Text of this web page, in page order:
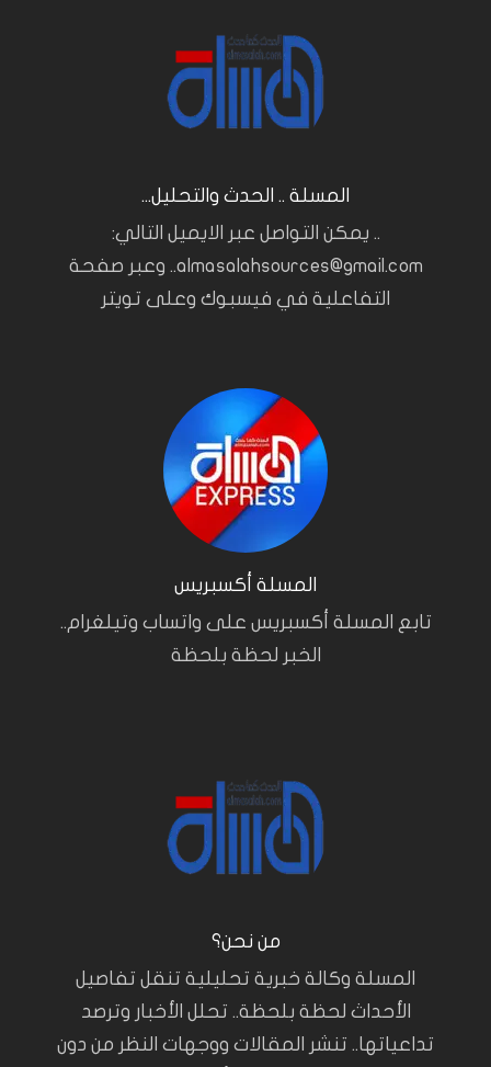
المسلة .. الحدث والتحليل...
.. يمكن التواصل عبر الايميل التالي:
almasalahsources@gmail.com.. وعبر صفحة
التفاعلية في فيسبوك وعلى تويتر
المسلة أكسبريس
تابع المسلة أكسبريس على واتساب وتيلغرام..
الخبر لحظة بلحظة
من نحن؟
المسلة وكالة خبرية تحليلية تنقل تفاصيل
الأحداث لحظة بلحظة.. تحلل الأخبار وترصد
تداعياتها.. تنشر المقالات ووجهات النظر من دون